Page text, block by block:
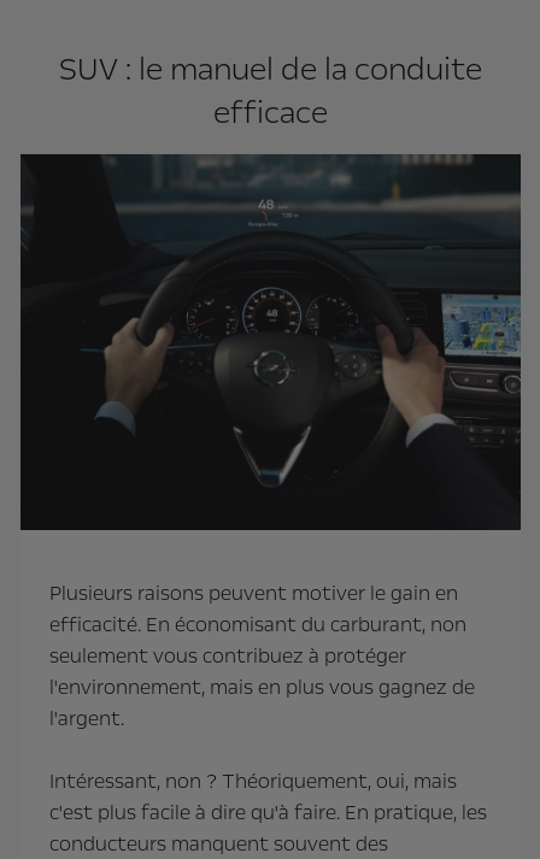
SUV : le manuel de la conduite
efficace
Plusieurs raisons peuvent motiver le gain en
efficacité. En économisant du carburant, non
seulement vous contribuez à protéger
l'environnement, mais en plus vous gagnez de
l'argent.
Intéressant, non ? Théoriquement, oui, mais
c'est plus facile à dire qu'à faire. En pratique, les
conducteurs manquent souvent des